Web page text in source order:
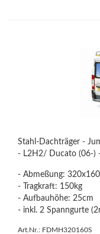
Stahl-Dachträger -
- L2H2/ Ducato (06-)
- Abmeßung:
- Tragkraft: 150kg
- Aufbauhöhe: 25cm
- inkl. 2 Spanngurte
Art.Nr.: FDMH320160S